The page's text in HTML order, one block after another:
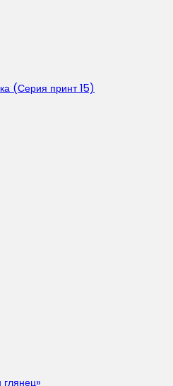
(Серия принт 15)